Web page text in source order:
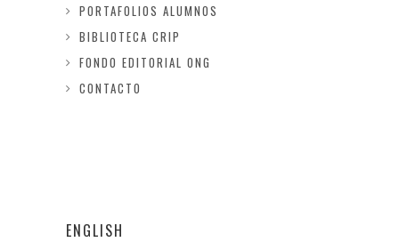
PORTAFOLIOS ALUMNOS
BIBLIOTECA CRIP
FONDO EDITORIAL ONG
CONTACTO
ENGLISH